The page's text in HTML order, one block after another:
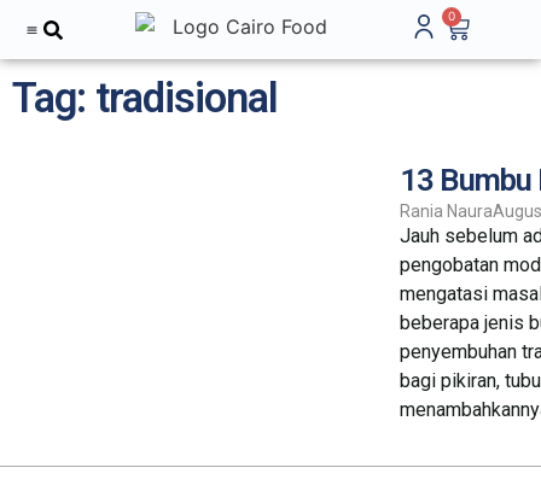
0
Tag: tradisional
13 Bumbu
Rania Naura
Jauh sebelum
pengobatan
mengatasi
beberapa jenis
penyembuhan
bagi pikiran,